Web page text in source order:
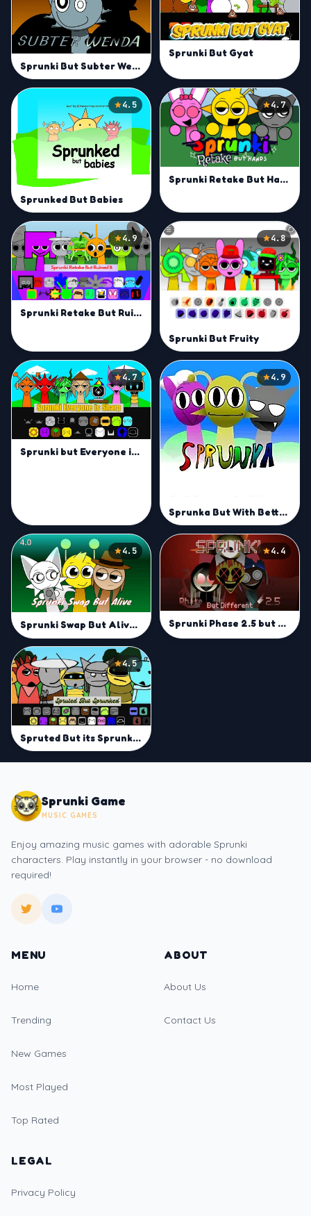
Sprunki But Subter Wenda
Sprunki But Gyat
4.5
Sprunked But Babies
4.7
Sprunki Retake But Hands
4.9
Sprunki Retake But Ruined It
4.8
Sprunki But Fruity
4.7
Sprunki but Everyone is Sharp
4.9
Sprunka But With Better Sound
4.5
Sprunki Swap But Alive 4.0
4.4
Sprunki Phase 2.5 but Different
4.5
Spruted But its Sprunked
Sprunki Game
MUSIC GAMES
Enjoy amazing music games with adorable Sprunki
characters. Play instantly in your browser - no download
required!
MENU
Home
Trending
New Games
Most Played
Top Rated
ABOUT
About Us
Contact Us
LEGAL
Privacy Policy